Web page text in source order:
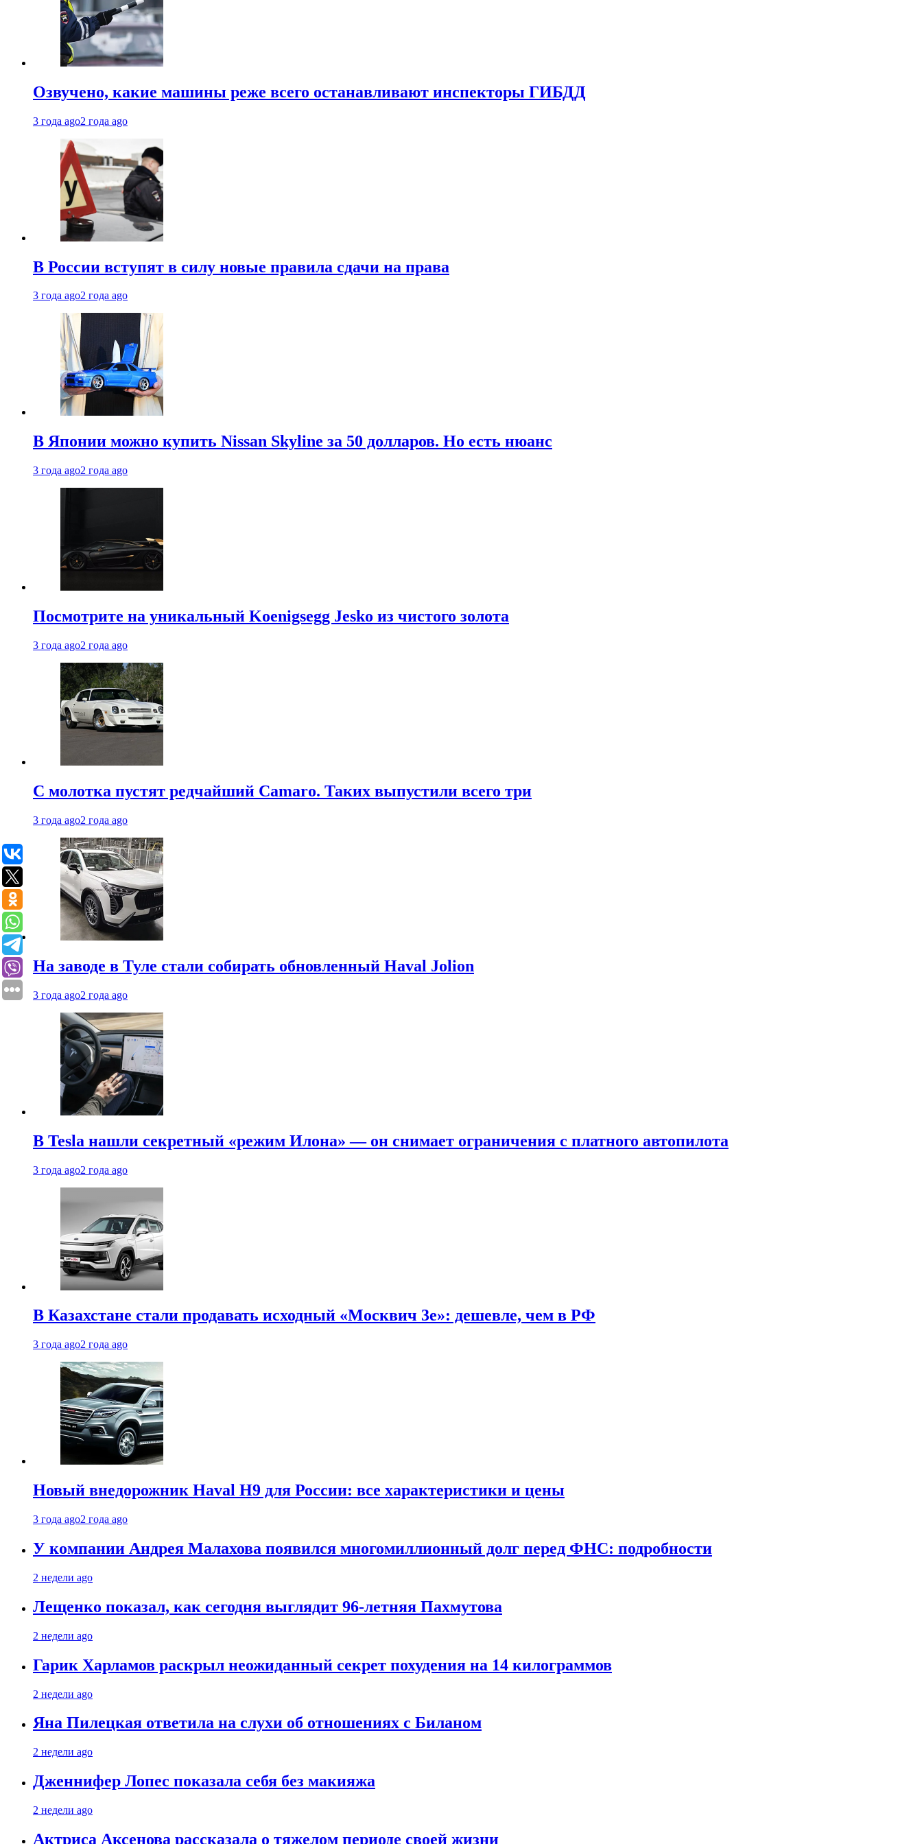
Озвучено, какие машины реже всего останавливают инспекторы ГИБДД
3 года ago2 года ago
В России вступят в силу новые правила сдачи на права
3 года ago2 года ago
В Японии можно купить Nissan Skyline за 50 долларов. Но есть нюанс
3 года ago2 года ago
Посмотрите на уникальный Koenigsegg Jesko из чистого золота
3 года ago2 года ago
С молотка пустят редчайший Camaro. Таких выпустили всего три
3 года ago2 года ago
На заводе в Туле стали собирать обновленный Haval Jolion
3 года ago2 года ago
В Tesla нашли секретный «режим Илона» — он снимает ограничения с платного автопилота
3 года ago2 года ago
В Казахстане стали продавать исходный «Москвич 3e»: дешевле, чем в РФ
3 года ago2 года ago
Новый внедорожник Haval H9 для России: все характеристики и цены
3 года ago2 года ago
У компании Андрея Малахова появился многомиллионный долг перед ФНС: подробности
2 недели ago
Лещенко показал, как сегодня выглядит 96-летняя Пахмутова
2 недели ago
Гарик Харламов раскрыл неожиданный секрет похудения на 14 килограммов
2 недели ago
Яна Пилецкая ответила на слухи об отношениях с Биланом
2 недели ago
Дженнифер Лопес показала себя без макияжа
2 недели ago
Актриса Аксенова рассказала о тяжелом периоде своей жизни